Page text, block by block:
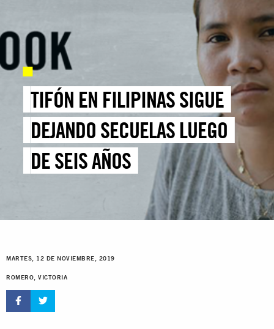
TIFÓN EN FILIPINAS SIGUE
DEJANDO SECUELAS LUEGO
DE SEIS AÑOS
MARTES, 12 DE NOVIEMBRE, 2019
ROMERO, VICTORIA